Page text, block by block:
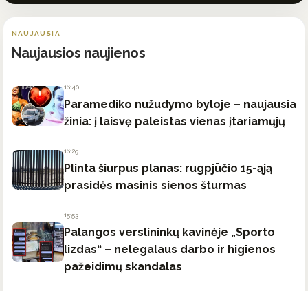
NAUJAUSIA
Naujausios naujienos
16:40
Paramediko nužudymo byloje – naujausia
žinia: į laisvę paleistas vienas įtariamųjų
16:29
Plinta šiurpus planas: rugpjūčio 15-ąją
prasidės masinis sienos šturmas
15:53
Palangos verslininkų kavinėje „Sporto
lizdas“ – nelegalaus darbo ir higienos
pažeidimų skandalas